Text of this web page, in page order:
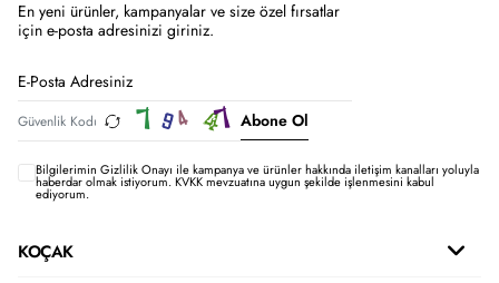
En yeni ürünler, kampanyalar ve size özel fırsatlar
için e-posta adresinizi giriniz.
Abone Ol
Bilgilerimin Gizlilik Onayı ile kampanya ve ürünler hakkında iletişim kanalları yoluyla
haberdar olmak istiyorum.KVKK mevzuatına uygun şekilde işlenmesini kabul
ediyorum.
KOÇAK